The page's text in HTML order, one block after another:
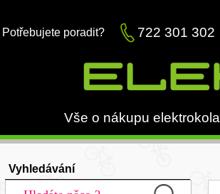
Potřebujete poradit? 722 301 302
Vše o nákupu elektrokola
Vyhledávání